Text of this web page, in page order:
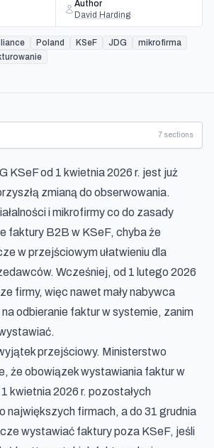
Author
David Harding
Poland KSeF JDG
mikrofirma
7 sections
KSeF od 1 kwietnia 2026 r. jest już
zmianą do obserwowania.
i mikrofirmy co do zasady
faktury B2B w KSeF, chyba że
w przejściowym ułatwieniu dla
Wcześniej, od 1 lutego 2026
firmy, więc nawet mały nabywca
odbieranie faktur w systemie, zanim
przejściowy. Ministerstwo
że obowiązek wystawiania faktur w
kwietnia 2026 r. pozostałych
największych firmach, a do 31 grudnia
wystawiać faktury poza KSeF, jeśli